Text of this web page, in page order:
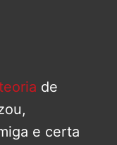
de
e certa